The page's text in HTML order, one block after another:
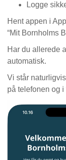
Logge
Hent appen i
“Mit Bornholms
Har du allerede
automatisk.
Vi står
på telefonen og